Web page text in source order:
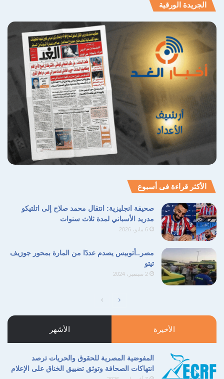
الجريدة الورقية
الأكثر قراءة فى أسبوع
صحيفة انجليزية: انتقال محمد صلاح إلى اتلتيكو
مدريد الأسباني لمدة ثلاث سنوات
6 مايو، 2026
مصر..أتوبيس يصدم عددًا من المارة بمحور جوزيف
تيتو
2 سبتمبر، 2024
الأخيرة الأشهر
المفوضية المصرية للحقوق والحريات ترصد
انتهاكات الصحافة وتوثق تضييق الخناق على الإعلام